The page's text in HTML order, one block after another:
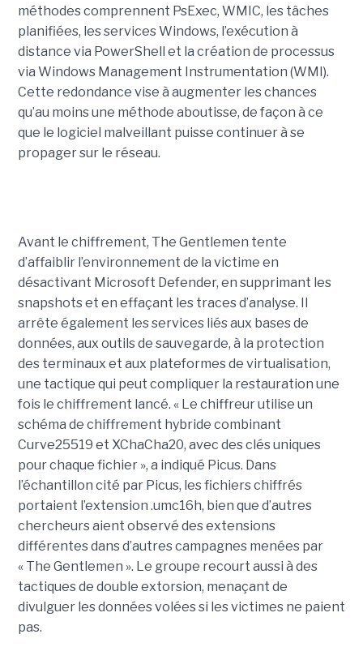
méthodes comprennent PsExec, WMIC, les tâches
planifiées, les services Windows, l’exécution à
distance via PowerShell et la création de processus
via Windows Management Instrumentation (WMI).
Cette redondance vise à augmenter les chances
qu’au moins une méthode aboutisse, de façon à ce
que le logiciel malveillant puisse continuer à se
propager sur le réseau.
Avant le chiffrement, The Gentlemen tente
d’affaiblir l’environnement de la victime en
désactivant Microsoft Defender, en supprimant les
snapshots et en effaçant les traces d’analyse. Il
arrête également les services liés aux bases de
données, aux outils de sauvegarde, à la protection
des terminaux et aux plateformes de virtualisation,
une tactique qui peut compliquer la restauration une
fois le chiffrement lancé. « Le chiffreur utilise un
schéma de chiffrement hybride combinant
Curve25519 et XChaCha20, avec des clés uniques
pour chaque fichier », a indiqué Picus. Dans
l’échantillon cité par Picus, les fichiers chiffrés
portaient l’extension .umc16h, bien que d’autres
chercheurs aient observé des extensions
différentes dans d’autres campagnes menées par
« The Gentlemen ». Le groupe recourt aussi à des
tactiques de double extorsion, menaçant de
divulguer les données volées si les victimes ne paient
pas.